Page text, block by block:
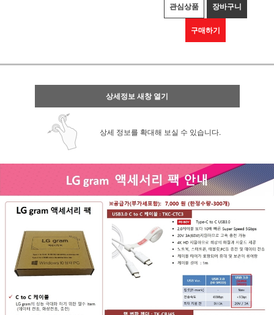
관심상품 장바구니
구매하기
상세정보 새창 열기
상세 정보를 확대해 보실 수 있습니다.